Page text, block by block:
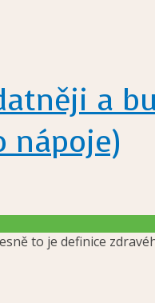
a
nápoje)
to je definice